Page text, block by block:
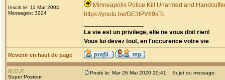
Inscrit le: 11 Mar 2004
Messages: 3224
Minneapolis Police Kill Unarmed and
https://youtu.be/GE3IPV69sTo
La vie est un privilege, elle ne vous doit rien!
Vous lui devez tout, en l'occurence votre vie
Revenir en haut de page
M.O.P.
Super Posteur
Posté le: Mar 26 Mai 2020 20:41 Sujet du message: